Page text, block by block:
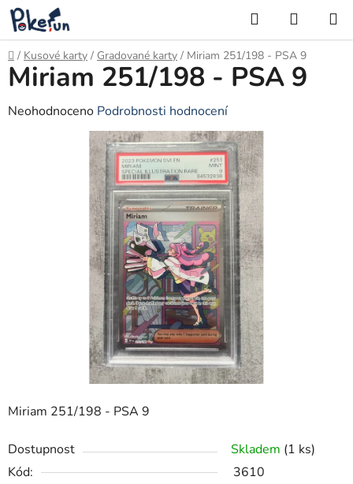
Přejít
na
obsah
Hledat
KOŠÍK
Domů
/ Kusové karty / Gradované karty / Miriam 251/198 - PSA 9
Miriam 251/198 - PSA 9
Dostupnost Skladem (1 ks)
Kód:
3610
Miriam 251/198 - PSA 9
Průměrné
Neohodnoceno Podrobnosti hodnocení